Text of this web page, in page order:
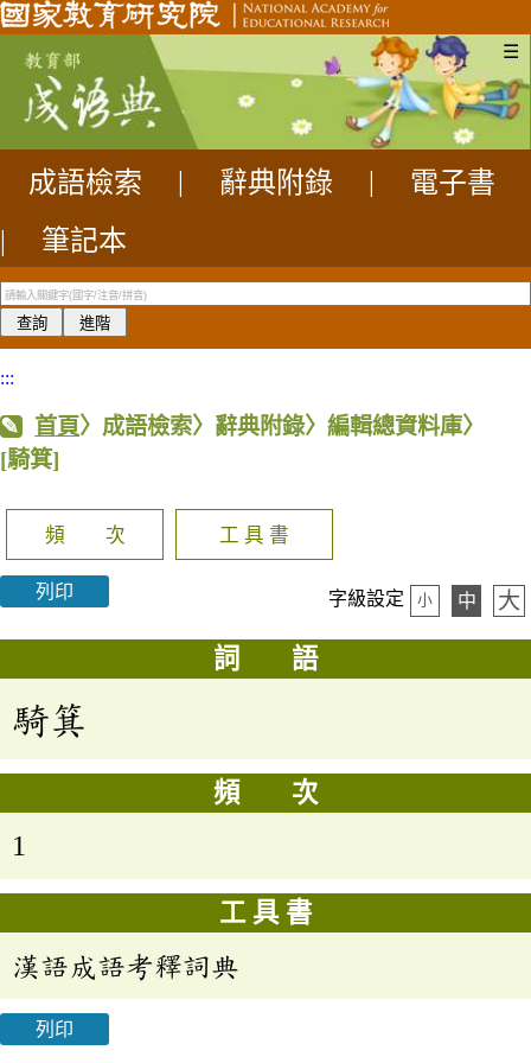
☰
成語檢索 辭典附錄
電子書
|
筆記本
:::
首頁〉成語檢索〉辭典附錄〉編輯總資料庫〉
[騎箕]
頻 次 工 具 書
列印 字級設定 小 中 大
詞 語
騎箕
頻 次
1
工 具 書
漢語成語考釋詞典
列印